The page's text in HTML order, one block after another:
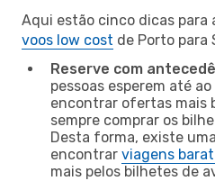
Aqui estão cinco dicas para
voos low cost de Porto para
Reserve com
pessoas esperem até
encontrar ofertas mais
sempre comprar os
Desta forma, existe
encontrar viagens
mais pelos bilhetes de